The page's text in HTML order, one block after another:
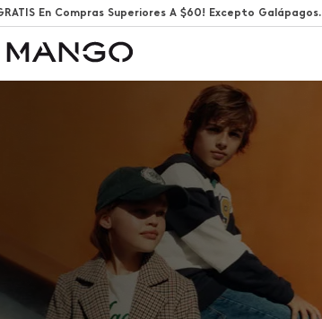
En Compras Superiores A $60! Excepto Galápagos.